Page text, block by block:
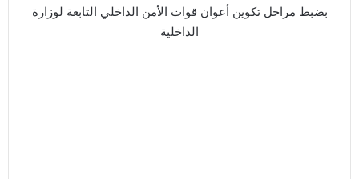
بضبط مراحل تكوين أعوان قوات الأمن الداخلي التابعة لوزارة
الداخلية